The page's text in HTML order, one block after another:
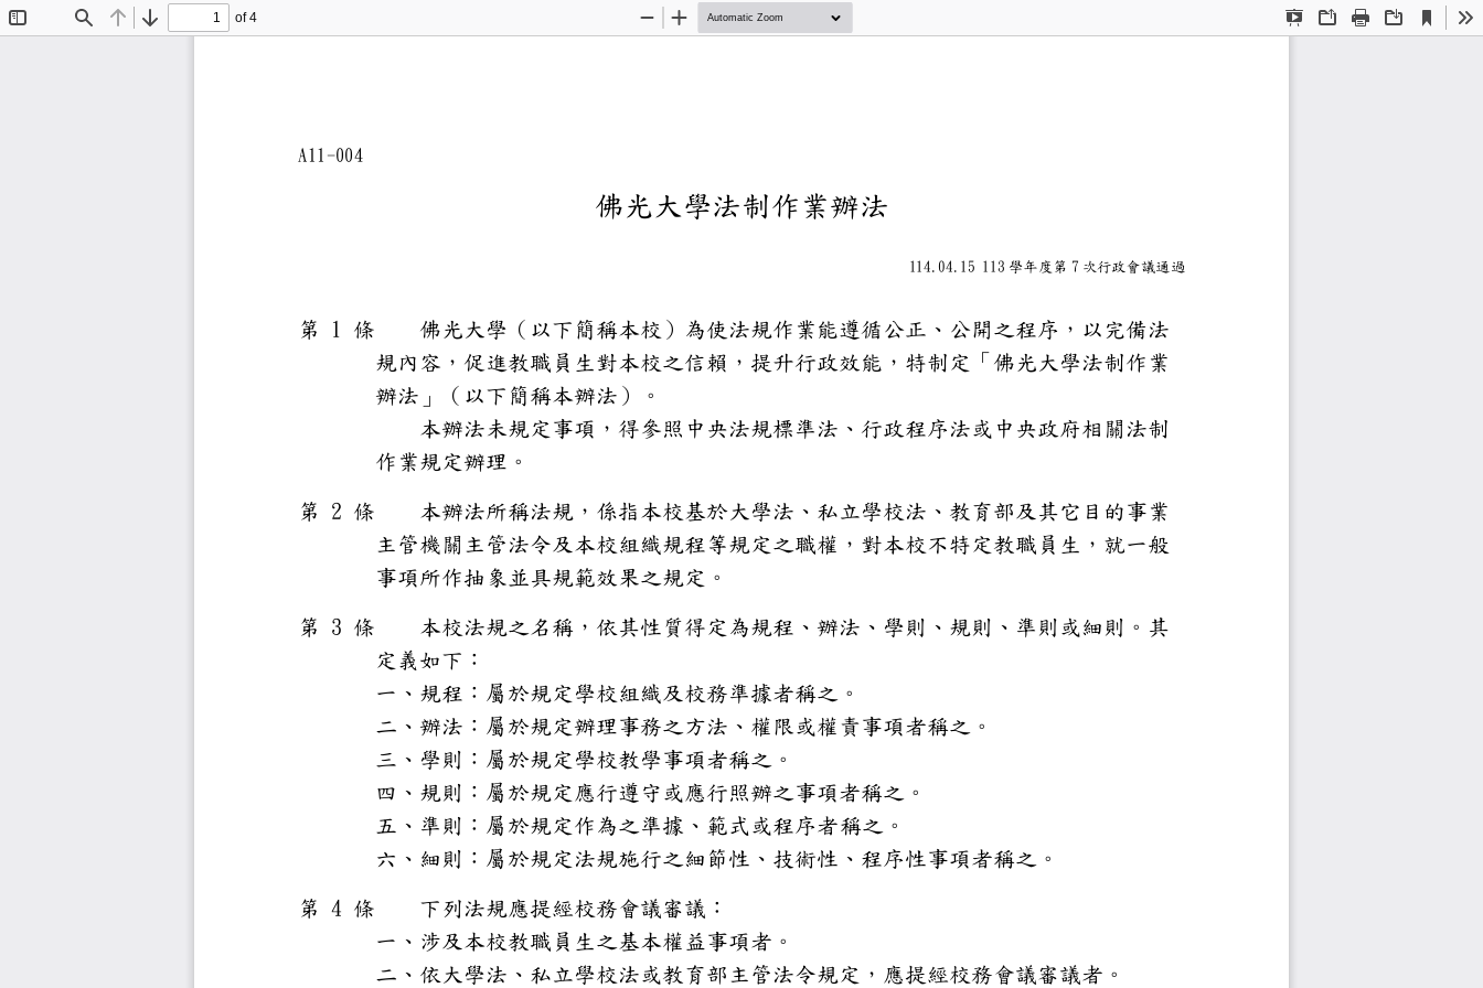
Find Previous
Next
of 4
Presentation
OpenPrint Download
Current
View
Zoom
Zoom
A11
-004
佛光大學法制作業辦法
114.04.15 113
學年度第
7 次行政會議通過
第 1 條
佛光大學（以下簡稱本校）為使法規作業能遵循公正、公開之程序，以
規內容，促進教職員生對本校之信賴，提升行政效能，特制定「佛光大學
辦法」（以下簡稱本辦法）。
本辦法未規定事項，得參照中央法規標準法、行政程序法或中央政府相
作業規定辦理。
第 2 條
本辦法所稱法規，係指本校基於大學法、私立學校法、教育部及其它目
主管機關主管法令及本校組織規程等規定之職權，對本校不特定教職員生
事項所作抽象並具規範效果之規定。
第 3 條
本校法規之名稱，依其性質得定為規程、辦法、學則、規則、準則或細
定義如下：
一、規程：屬於規定學校組織及校務準據者稱之。
二、辦法：屬於規定辦理事務之方法、權限或權責事項者稱之。
三、學則：屬於規定學校教學事項者稱之。
四、規則：屬於規定應行遵守或應行照辦之事項者稱之。
五、準則：屬於規定作為之準據、範式或程序者
稱之。
六、細則：屬於規定法規施行之細節性、技術性、程序性事項者稱之。
第 4 條
下列法規應提經校務會議審議：
一、涉及本校教職員生之基本權益事項者。
二、依大學法、私立學校法或教育部主管法令規定，應提經校務會議審議